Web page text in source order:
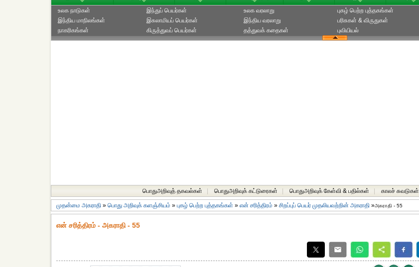
உலக நாடுகள்
இந்திய மாநிலங்கள்
நாகரிகங்கள்
இந்துப் பெயர்கள்
இசுலாமியப் பெயர்கள்
கிருத்துவப் பெயர்கள்
உலக வரலாறு
இந்திய வரலாறு
தத்துவக் கதைகள்
புகழ் பெற்ற புத்தகங்கள்
பரிசுகள் & விருதுகள்
புவியியல்
பொதுஅறிவுத் தகவல்கள் பொதுஅறிவுக் கட்டுரைகள் பொதுஅறிவுக் கேள்வி & பதில்கள் காலச் சுவடுகள்
முதன்மை அகராதி » பொது அறிவுக் களஞ்சியம் » புகழ் பெற்ற புத்தகங்கள் » என் சரித்திரம் » சிறப்புப் பெயர் முதலியவற்றின் அகராதி »அகராதி - 55
என் சரித்திரம் - அகராதி - 55